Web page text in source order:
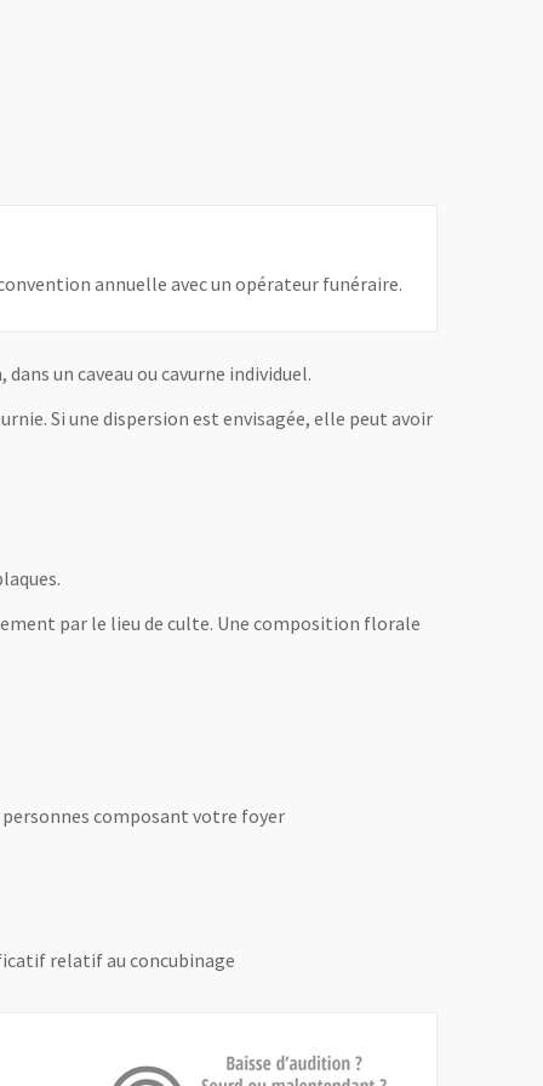
annuelle avec un opérateur funéraire.
un caveau ou cavurne individuel.
Si une dispersion est envisagée, elle peut avoir
par le lieu de culte. Une composition florale
personnes composant votre foyer
relatif au concubinage